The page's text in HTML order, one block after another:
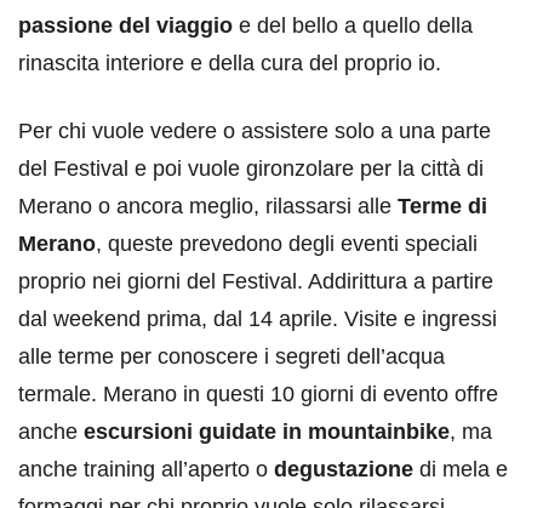
passione del viaggio e del bello a quello della
rinascita interiore e della cura del proprio io.
Per chi vuole vedere o assistere solo a una parte
del Festival e poi vuole gironzolare per la città di
Merano o ancora meglio, rilassarsi alle Terme di
Merano, queste prevedono degli eventi speciali
proprio nei giorni del Festival. Addirittura a partire
dal weekend prima, dal 14 aprile. Visite e ingressi
alle terme per conoscere i segreti dell’acqua
termale. Merano in questi 10 giorni di evento offre
anche escursioni guidate in mountainbike, ma
anche training all’aperto o degustazione di mela e